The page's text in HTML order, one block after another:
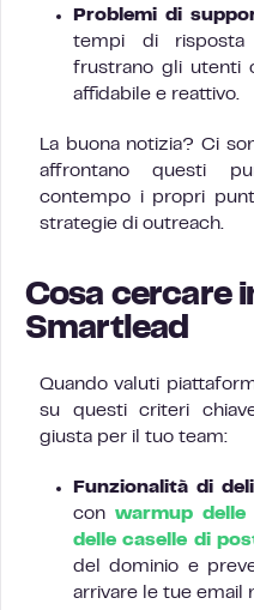
Problemi di
tempi di
frustrano gli utenti
affidabile e reattivo.
La buona notizia? Ci
affrontano questi
contempo i propri
strategie di outreach.
Cosa cercare
Smartlead
Quando valuti
su questi criteri
giusta per il tuo team:
Funzionalità di
conwarmup delle
delle caselle di
del dominio e
arrivare le tue email